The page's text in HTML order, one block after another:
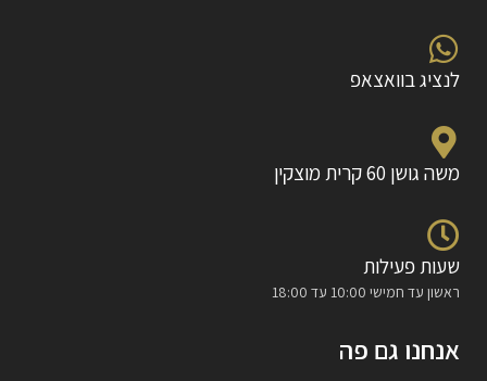
לנציג בוואצאפ
משה גושן 60 קרית מוצקין
שעות פעילות
ראשון עד חמישי 10:00 עד 18:00
אנחנו גם פה